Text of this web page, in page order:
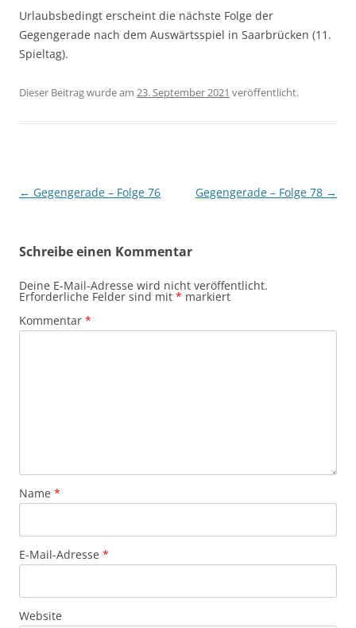
Urlaubsbedingt erscheint die nächste Folge der
Gegengerade nach dem Auswärtsspiel in Saarbrücken (11.
Spieltag).
Dieser Beitrag wurde am 23. September 2021 veröffentlicht.
Beitragsnavigation
← Gegengerade – Folge 76 Gegengerade – Folge 78 →
Schreibe einen Kommentar
Deine E-Mail-Adresse wird nicht veröffentlicht.
Erforderliche Felder sind mit * markiert
Kommentar *
Name *
E-Mail-Adresse *
Website